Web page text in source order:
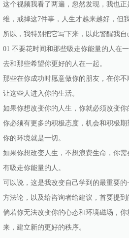
这个视频我看了两遍，忽然发现，我也
维，戒掉这7件事，人生才越来越好，但
所以，我特别把它写下来，以此警醒我自
01 不要花时间和那些吸走你能量的人在
去和那些希望你更好的人在一起。
那些在你成功时愿意做你的朋友，在你
让这些人进入你的生活。
如果你想改变你的人生，你就必须改变你
你必须有更多的积极态度，机会和积极期
你的环境就是一切。
如果你想改变人生，不想浪费生命，你
有吸走你能量的人。
可以说，这是我改变自己学到的最重要
方法论，以及给咨询者给建议，首要提到
倘若你无法改变你的心态和环境磁场，
来，建立新的更好的秩序。